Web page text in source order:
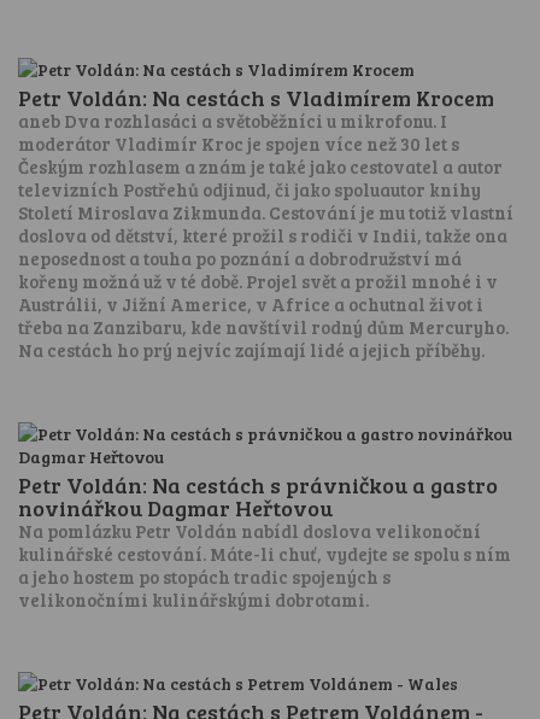
Petr Voldán: Na cestách s Vladimírem Krocem
aneb Dva rozhlasáci a světoběžníci u mikrofonu. I
moderátor Vladimír Kroc je spojen více než 30 let s
Českým rozhlasem a znám je také jako cestovatel a autor
televizních Postřehů odjinud, či jako spoluautor knihy
Století Miroslava Zikmunda. Cestování je mu totiž vlastní
doslova od dětství, které prožil s rodiči v Indii, takže ona
neposednost a touha po poznání a dobrodružství má
kořeny možná už v té době. Projel svět a prožil mnohé i v
Austrálii, v Jižní Americe, v Africe a ochutnal život i
třeba na Zanzibaru, kde navštívil rodný dům Mercuryho.
Na cestách ho prý nejvíc zajímají lidé a jejich příběhy.
Petr Voldán: Na cestách s právničkou a gastro
novinářkou Dagmar Heřtovou
Na pomlázku Petr Voldán nabídl doslova velikonoční
kulinářské cestování. Máte-li chuť, vydejte se spolu s ním
a jeho hostem po stopách tradic spojených s
velikonočními kulinářskými dobrotami.
Petr Voldán: Na cestách s Petrem Voldánem -